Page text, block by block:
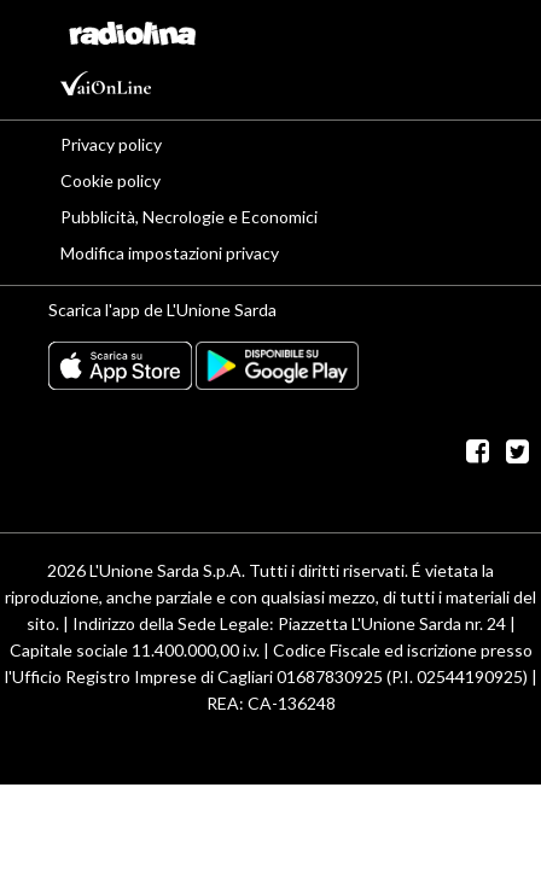
Privacy policy
Cookie policy
Pubblicità, Necrologie e Economici
Modifica impostazioni privacy
Scarica l'app de L'Unione Sarda
2026 L'Unione Sarda S.p.A. Tutti i diritti riservati. É vietata la
riproduzione, anche parziale e con qualsiasi mezzo, di tutti i materiali del
sito. | Indirizzo della Sede Legale: Piazzetta L'Unione Sarda nr. 24 |
Capitale sociale 11.400.000,00 i.v. | Codice Fiscale ed iscrizione presso
l'Ufficio Registro Imprese di Cagliari 01687830925 (P.I. 02544190925) |
REA: CA-136248